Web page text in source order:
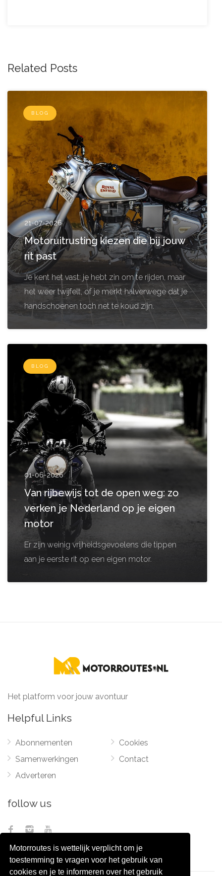
Motorroutes is wettelijk verplicht om je
toestemming te vragen voor het gebruik van
cookies en je te informeren over het gebruik
Related Posts
BLOG
21-07-2026
Motoruitrusting kiezen die bij jouw
rit past
Je kent het vast: je hebt zin om te rijden, maar
het weer twijfelt, of je merkt halverwege dat je
handschoenen toch net te koud zijn.
BLOG
01-06-2026
Van rijbewijs tot de open weg: zo
verken je Nederland op je eigen
motor
Er zijn weinig vrijheidsgevoelens die tippen
aan je eerste rit op een eigen motor.
Het platform voor jouw avontuur
Helpful Links
Abonnementen
Samenwerkingen
Adverteren
Cookies
Contact
follow us